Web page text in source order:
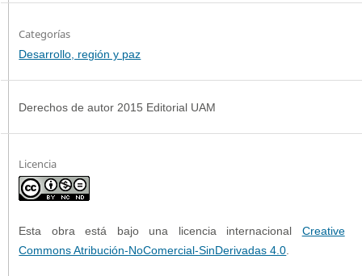
Categorías
Desarrollo, región y paz
Derechos de autor 2015 Editorial UAM
Licencia
Esta obra está bajo una licencia internacional Creative
Commons Atribución-NoComercial-SinDerivadas 4.0.